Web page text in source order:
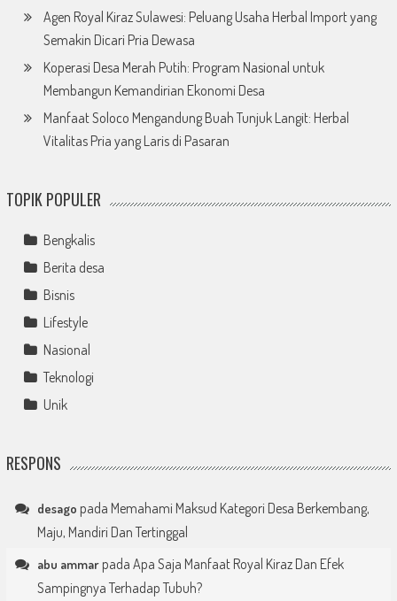
Agen Royal Kiraz Sulawesi: Peluang Usaha Herbal Import yang
Semakin Dicari Pria Dewasa
Koperasi Desa Merah Putih: Program Nasional untuk
Membangun Kemandirian Ekonomi Desa
Manfaat Soloco Mengandung Buah Tunjuk Langit: Herbal
Vitalitas Pria yang Laris di Pasaran
TOPIK POPULER
Bengkalis
Berita desa
Bisnis
Lifestyle
Nasional
Teknologi
Unik
RESPONS
desago pada Memahami Maksud Kategori Desa Berkembang,
Maju, Mandiri Dan Tertinggal
abu ammarpada Apa Saja Manfaat Royal Kiraz Dan Efek
Sampingnya Terhadap Tubuh?